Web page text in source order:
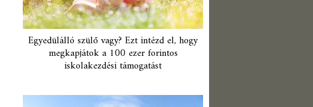
Egyedülálló szülő vagy? Ezt intézd el, hogy
megkapjátok a 100 ezer forintos
iskolakezdési támogatást